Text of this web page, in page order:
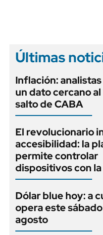
Últimas
Inflación:
un dato cercano al
salto de CABA
El revolucionario
accesibilidad: la
permite controlar
dispositivos con
Dólar blue hoy: a
opera este
agosto